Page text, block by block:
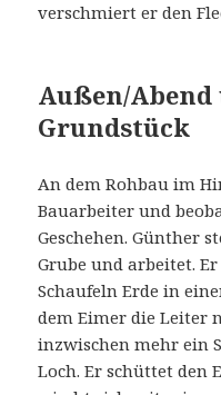
verschmiert er den
Außen/Abend
Grundstück
An dem Rohbau im
Bauarbeiter und
Geschehen. Günther
Grube und arbeitet.
Schaufeln Erde in
dem Eimer die Leiter
inzwischen mehr ein
Loch. Er schüttet den